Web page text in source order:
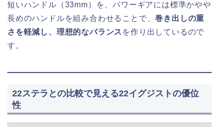
短いハンドル（33mm）を、パワーギアには標準かやや
長めのハンドルを組み合わせることで、巻き出しの重
さを軽減し、理想的なバランス を作り出しているので
す。
22ステラとの比較で見える22イグジストの優位
性